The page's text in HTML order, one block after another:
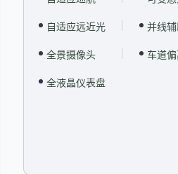
自适应远近光 并线辅
全景摄像头 车道
全液晶仪表盘